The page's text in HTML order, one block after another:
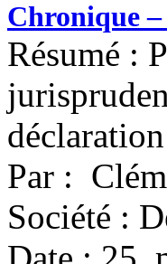
Chronique
Résumé :
Par :
Société :